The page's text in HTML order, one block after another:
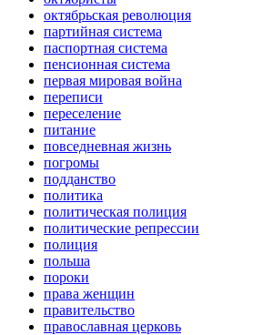
октябрьская революция
партийная система
паспортная система
пенсионная система
первая мировая война
переписи
переселение
питание
повседневная жизнь
погромы
подданство
политика
политическая полиция
политические репрессии
полиция
польша
пороки
права женщин
правительство
православная церковь